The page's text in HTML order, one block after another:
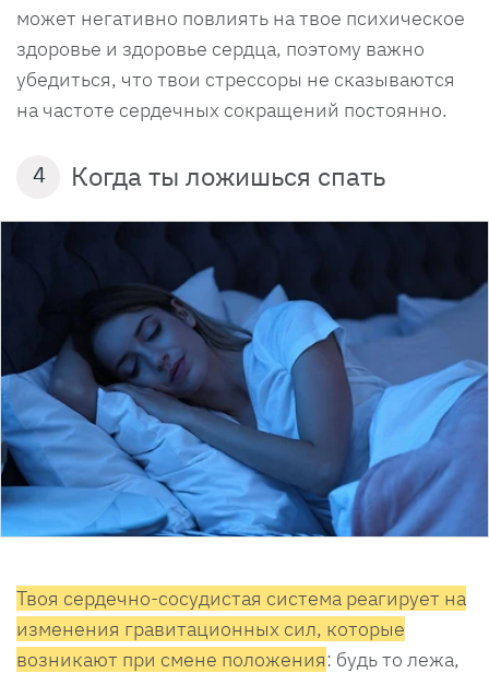
может негативно повлиять на твое психическое
здоровье и здоровье сердца, поэтому важно
убедиться, что твои стрессоры не сказываются
на частоте сердечных сокращений постоянно.
4 Когда ты ложишься спать
Твоя сердечно-сосудистая система реагирует на
изменения гравитационных сил, которые
возникают при смене положения: будь то лежа,